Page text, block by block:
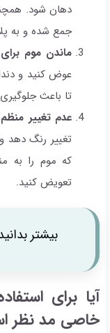
دهان شود.
جمع شده و به
ماندن موم
عوض کنید و
تا باعث
عدم تغییر
تغییر رنگ دهد
که موم را به
تعویض کنید.
بیشتر
آیا برای
خاصی مد نظر